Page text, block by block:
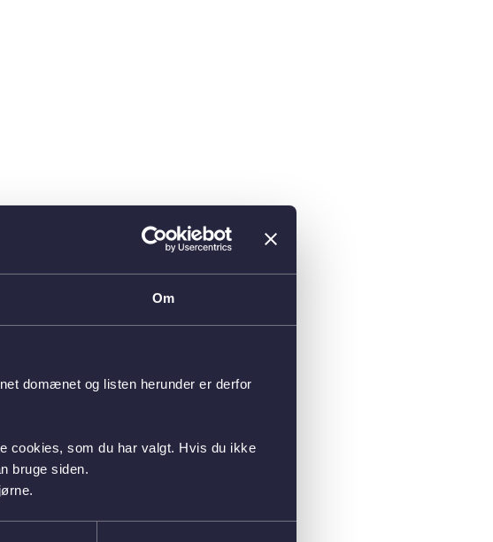
Om
domænet og listen herunder er derfor
cookies, som du har valgt. Hvis du ikke
bruge siden.